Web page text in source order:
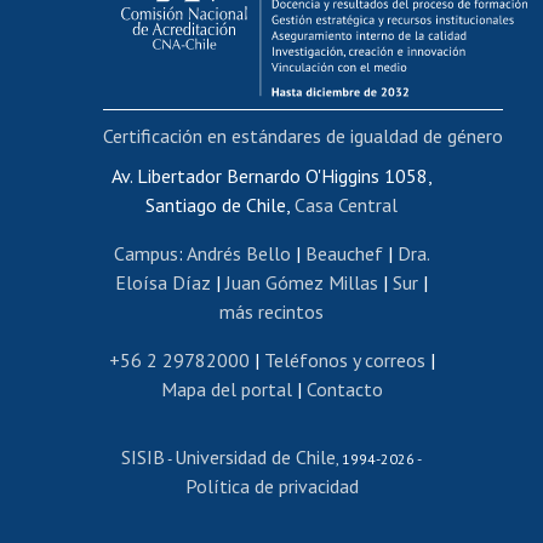
Funcionarias/os
Cursos internos de capacitación
Bienestar del personal
Portal de movilidad interna
Certificado de renta
Certificado de renta honorarios
Editar páginas blancas
Extranjeras/os
Revalidación y reconocimiento de títulos
Postulación al Programa de Movilidad Estudiantil
Cursos de español
Av. Libertador Bernardo O'Higgins 1058,
Santiago de Chile, Casa Central
Campus: Andrés Bello | Beauchef| Dra.
Eloísa Díaz |Juan Gómez Millas | Sur |
más recintos
+56 2 29782000 | Teléfonos y correos |
Mapa del portal| Contacto
SISIB - Universidad de Chile, 1994-2026 -
Política de privacidad
Certificación en estándares de igualdad de género